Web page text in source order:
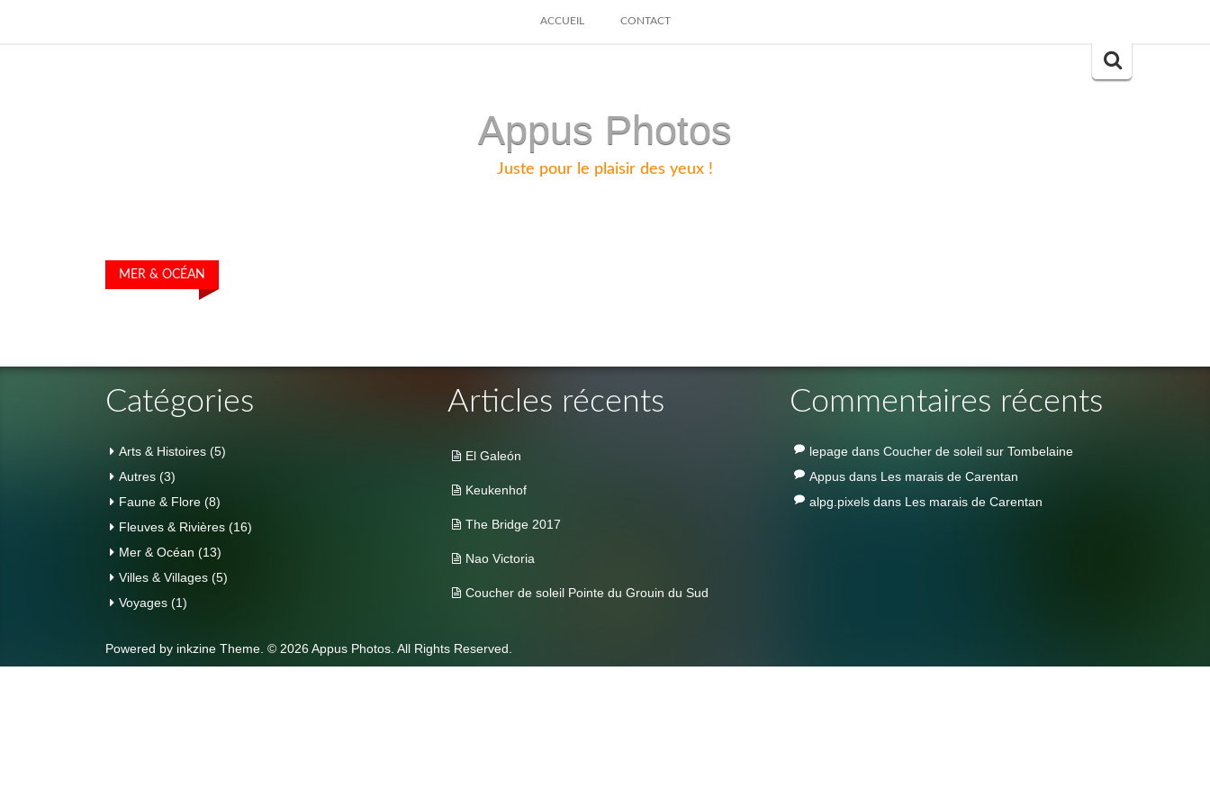
SKIP
ACCUEIL CONTACT
Search
Appus Photos
Juste pour le plaisir des yeux !
MER & OCÉAN
Catégories
Arts & Histoires (5)
Autres (3)
Faune & Flore (8)
Fleuves & Rivières (16)
Mer & Océan (13)
Villes & Villages (5)
Voyages (1)
Articles récents
El Galeón
Keukenhof
The Bridge 2017
Nao Victoria
Coucher de soleil Pointe du Grouin du Sud
Commentaires récents
lepage dans Coucher de soleil sur Tombelaine
Appus dans Les marais de Carentan
alpg.pixels dans Les marais de Carentan
Powered by inkzine Theme © 2026 Appus Photos. All Rights Reserved.